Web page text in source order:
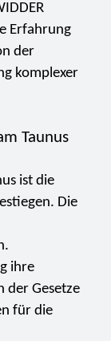
Erfahrung
der
komplexer
Taunus
ist die
Die
ihre
der Gesetze
für die